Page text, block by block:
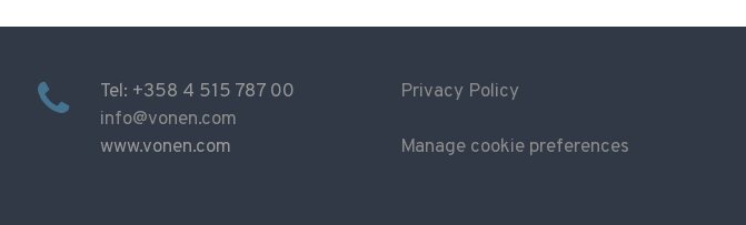
Tel: +358 4 515 787 00
info@vonen.com
www.vonen.com
Privacy Policy
Manage cookie preferences